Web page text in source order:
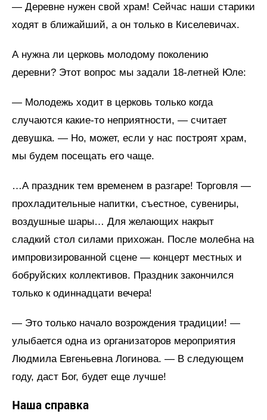
— Деревне нужен свой храм! Сейчас наши старики
ходят в ближайший, а он только в Киселевичах.
А нужна ли церковь молодому поколению
деревни? Этот вопрос мы задали 18-летней Юле:
— Молодежь ходит в церковь только когда
случаются какие-то неприятности, — считает
девушка. — Но, может, если у нас построят храм,
мы будем посещать его чаще.
…А праздник тем временем в разгаре! Торговля —
прохладительные напитки, съестное, сувениры,
воздушные шары… Для желающих накрыт
сладкий стол силами прихожан. После молебна на
импровизированной сцене — концерт местных и
бобруйских коллективов. Праздник закончился
только к одиннадцати вечера!
— Это только начало возрождения традиции! —
улыбается одна из организаторов мероприятия
Людмила Евгеньевна Логинова. — В следующем
году, даст Бог, будет еще лучше!
Наша справка